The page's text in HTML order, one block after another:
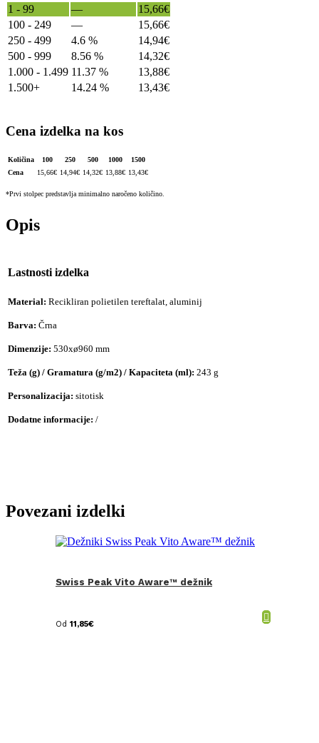
1 - 99
— 15,66€
100 - 249
— 15,66€
250 - 499
4.6 % 14,94€
500 - 999
8.56 % 14,32€
1.000 - 1.499 11.37 % 13,88€
1.500+
14.24 % 13,43€
Cena izdelka na kos
Količina 100 250 500 1000
1500
Cena
15,66€ 14,94€ 14,32€ 13,88€ 13,43€
*Prvi stolpec predstavlja minimalno naročeno količino.
Opis
Lastnosti izdelka
Material: Recikliran polietilen tereftalat, aluminij
Barva: Črna
Dimenzije: 530xø960 mm
Teža (g) / Gramatura (g/m2) / Kapaciteta (ml): 243 g
Personalizacija: sitotisk
Dodatne informacije: /
Povezani izdelki
Swiss Peak Vito Aware™ dežnik
Od 11,85€